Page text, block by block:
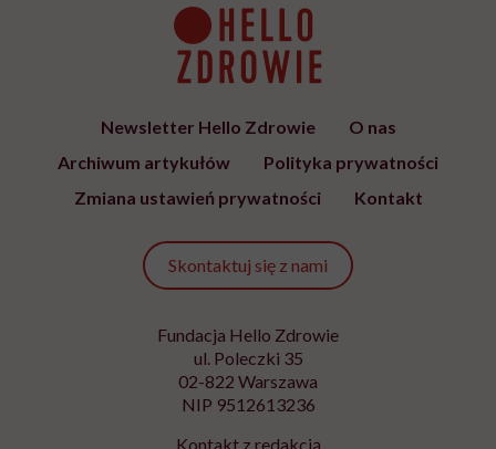
Newsletter Hello Zdrowie
O nas
Archiwum artykułów
Polityka prywatności
Zmiana ustawień prywatności
Kontakt
Skontaktuj się z nami
Fundacja Hello Zdrowie
ul. Poleczki 35
02-822 Warszawa
NIP 9512613236
Kontakt z redakcją